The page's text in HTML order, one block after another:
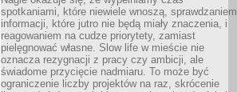
spotkaniami, które niewiele wnoszą, sprawdzaniem
informacji, które jutro nie będą miały znaczenia, i
reagowaniem na cudze priorytety, zamiast
pielęgnować własne. Slow life w mieście nie
oznacza rezygnacji z pracy czy ambicji, ale
świadome przycięcie nadmiaru. To może być
ograniczenie liczby projektów na raz, skrócenie